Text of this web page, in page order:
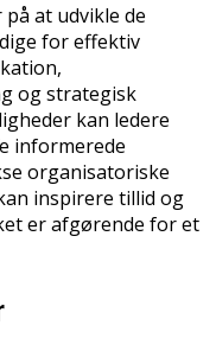
at udvikle de
for effektiv
og strategisk
kan ledere
informerede
organisatoriske
inspirere tillid og
er afgørende for et